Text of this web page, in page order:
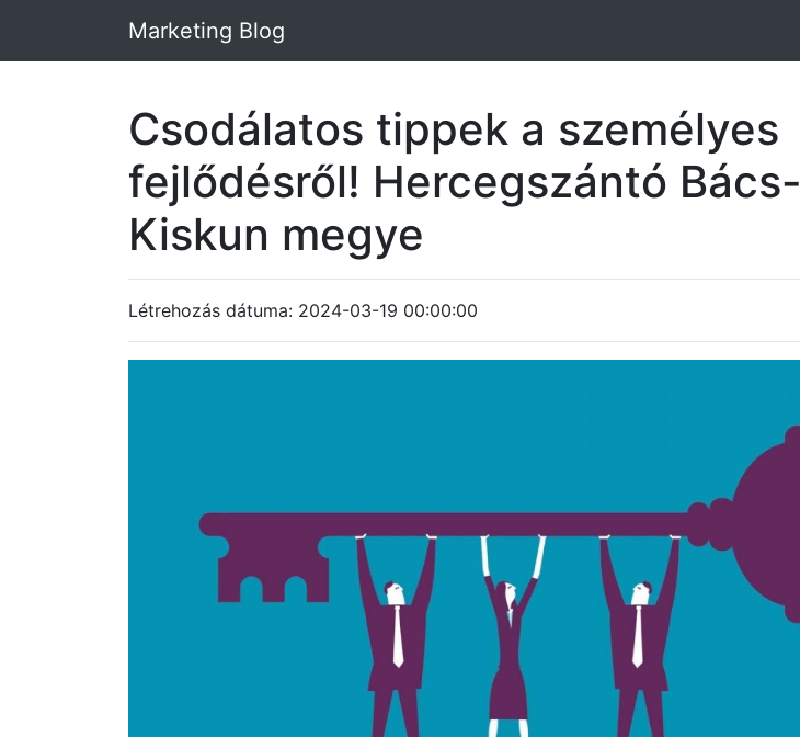
Marketing Blog
Csodálatos tippek a személyes
fejlődésről! Hercegszántó Bács-
Kiskun megye
Létrehozás dátuma: 2024-03-19 00:00:00